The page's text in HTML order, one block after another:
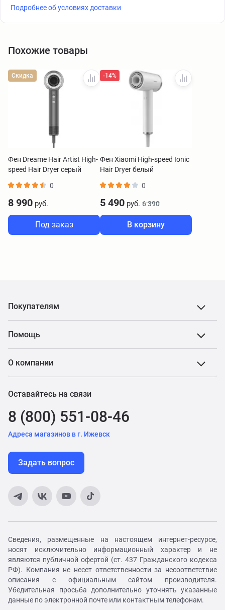
Подробнее об условиях доставки
Похожие товары
Скидка
Фен Dreame Hair Artist High-
speed Hair Dryer серый
0
8 990 руб.
Под заказ
-14%
Фен Xiaomi High-speed Ionic
Hair Dryer белый
0
5 490 руб. 6 390
В корзину
Покупателям
Помощь
О компании
Оставайтесь на связи
8 (800) 551-08-46
Адреса магазинов в г. Ижевск
Задать вопрос
Сведения, размещенные на настоящем интернет-ресурсе,
носят исключительно информационный характер и не
являются публичной офертой (ст. 437 Гражданского кодекса
РФ). Компания не несет ответственности за несоответствие
описания с официальным сайтом производителя.
Убедительная просьба дополнительно уточнять указанные
данные по электронной почте или контактным телефонам.